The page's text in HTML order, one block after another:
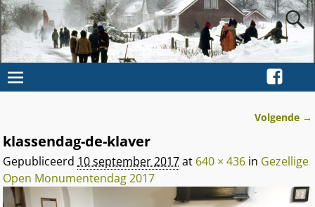
Afbeeldingsnavigatie
Volgende →
klassendag-de-klaver
Gepubliceerd 10 september 2017at 640 × 436 in Gezellige
Open Monumentendag 2017